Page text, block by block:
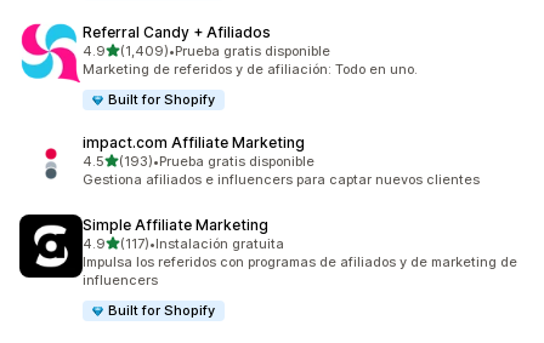
Referral Candy + Afiliados
4.9de 5 estrellas
(1,409)
1409 reseñas en total
•Prueba gratis disponible
Marketing de referidos y de afiliación: Todo en uno.
Built for Shopify
impact.com Affiliate Marketing
4.5de 5 estrellas
(193)
193 reseñas en total
•Prueba gratis disponible
Gestiona afiliados e influencers para captar nuevos clientes
Simple Affiliate Marketing
4.9de 5 estrellas
(117)
117 reseñas en total
•Instalación gratuita
Impulsa los referidos con programas de afiliados y de marketing de
influencers
Built for Shopify